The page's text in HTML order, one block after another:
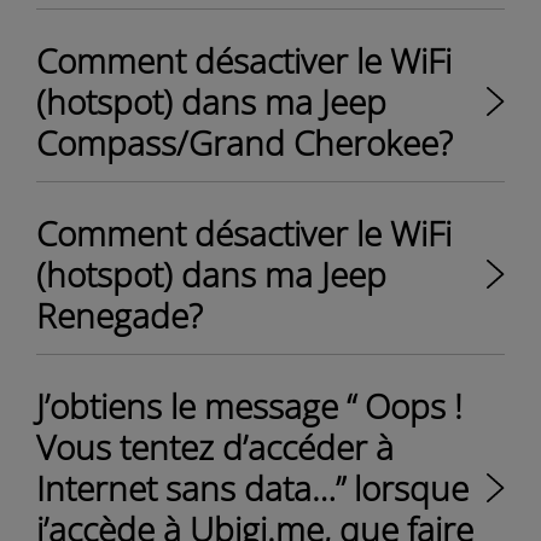
Comment désactiver le WiFi
(hotspot) dans ma Jeep
Compass/Grand Cherokee?
Comment désactiver le WiFi
(hotspot) dans ma Jeep
Renegade?
J’obtiens le message “ Oops !
Vous tentez d’accéder à
Internet sans data…” lorsque
j’accède à Ubigi.me, que faire